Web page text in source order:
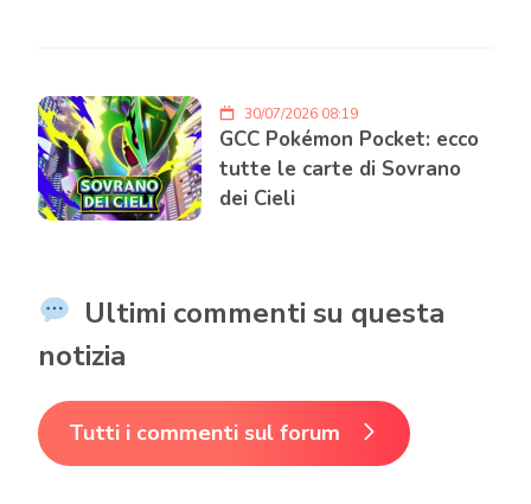
30/07/2026 08:19
GCC Pokémon Pocket: ecco
tutte le carte di Sovrano
dei Cieli
Ultimi commenti su questa
notizia
Tutti i commenti sul forum